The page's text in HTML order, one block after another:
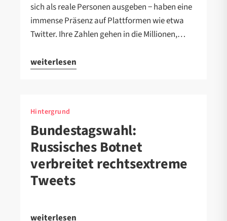
sich als reale Personen ausgeben − haben eine
immense Präsenz auf Plattformen wie etwa
Twitter. Ihre Zahlen gehen in die Millionen,…
weiterlesen
Hintergrund
Bundestagswahl:
Russisches Botnet
verbreitet rechtsextreme
Tweets
weiterlesen